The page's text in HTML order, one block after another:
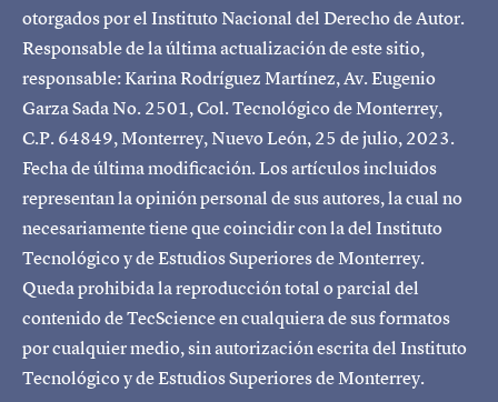
otorgados por el Instituto Nacional del Derecho de Autor.
Responsable de la última actualización de este sitio,
responsable: Karina Rodríguez Martínez, Av. Eugenio
Garza Sada No. 2501, Col. Tecnológico de Monterrey,
C.P. 64849, Monterrey, Nuevo León, 25 de julio, 2023.
Fecha de última modificación. Los artículos incluidos
representan la opinión personal de sus autores, la cual no
necesariamente tiene que coincidir con la del Instituto
Tecnológico y de Estudios Superiores de Monterrey.
Queda prohibida la reproducción total o parcial del
contenido de TecScience en cualquiera de sus formatos
por cualquier medio, sin autorización escrita del Instituto
Tecnológico y de Estudios Superiores de Monterrey.